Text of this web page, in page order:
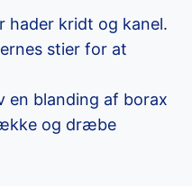
hader kridt og kanel.
stier for at
en blanding af borax
og dræbe